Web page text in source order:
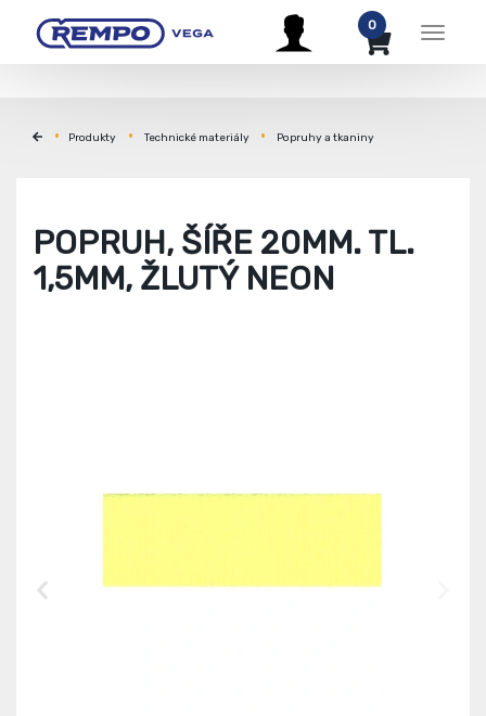
Menu
0
Produkty Technické materiály Popruhy a tkaniny
POPRUH, ŠÍŘE 20MM. TL.
1,5MM, ŽLUTÝ NEON